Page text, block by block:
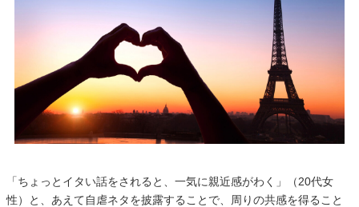
「ちょっとイタい話をされると、一気に親近感がわく」（20代女
性）と、あえて自虐ネタを披露することで、周りの共感を得ること